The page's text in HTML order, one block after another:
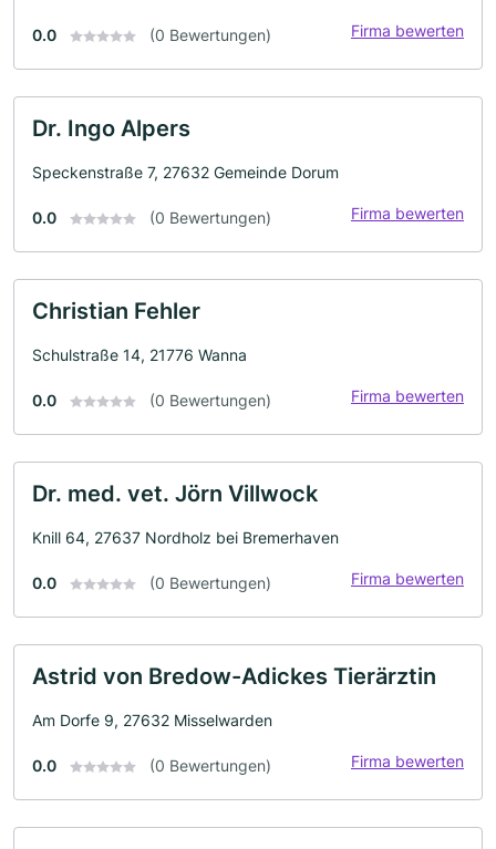
0.0 (0 Bewertungen) Firma bewerten
Dr. Ingo Alpers
Speckenstraße 7, 27632 Gemeinde Dorum
0.0 (0 Bewertungen) Firma bewerten
Christian Fehler
Schulstraße 14, 21776 Wanna
0.0 (0 Bewertungen) Firma bewerten
Dr. med. vet. Jörn Villwock
Knill 64, 27637 Nordholz bei Bremerhaven
0.0 (0 Bewertungen) Firma bewerten
Astrid von Bredow-Adickes Tierärztin
Am Dorfe 9, 27632 Misselwarden
0.0 (0 Bewertungen) Firma bewerten